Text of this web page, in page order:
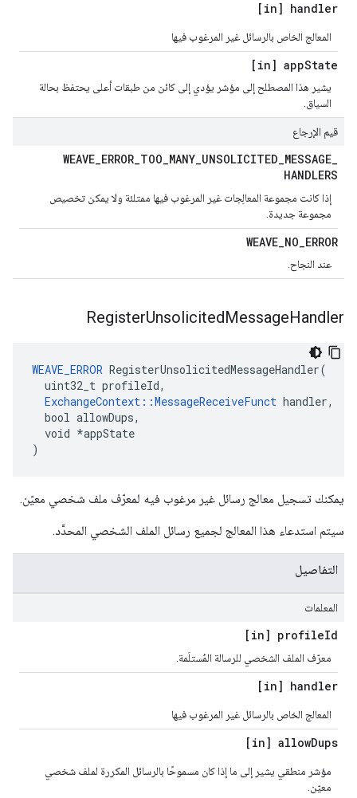
[in] handler
المعالج الخاص بالرسائل غير المرغوب فيها
[in] appState
يشير هذا المصطلح إلى مؤشر يؤدي إلى كائن من طبقات أعلى يحتفظ بحالة
السياق.
قيم الإرجاع
WEAVE_ERROR_TOO_MANY_UNSOLICITED_MESSAGE_
HANDLERS
إذا كانت مجموعة المعالِجات غير المرغوب فيها ممتلئة ولا يمكن تخصيص
مجموعة جديدة.
WEAVE_NO_ERROR
عند النجاح.
RegisterUnsolicitedMessageHandler
WEAVE_ERROR RegisterUnsolicitedMessageHandler(
  uint32_t profileId,
ExchangeContext::MessageReceiveFunct handler,
  bool allowDups,
  void *appState
)
يمكنك تسجيل معالج رسائل غير مرغوب فيه لمعرّف ملف شخصي معيّن.
سيتم استدعاء هذا المعالج لجميع رسائل الملف الشخصي المحدَّد.
التفاصيل
المعلمات
[in] profileId
معرّف الملف الشخصي للرسالة المُستلَمة.
[in] handler
المعالج الخاص بالرسائل غير المرغوب فيها
[in] allowDups
مؤشر منطقي يشير إلى ما إذا كان مسموحًا بالرسائل المكررة لملف شخصي
معيّن.